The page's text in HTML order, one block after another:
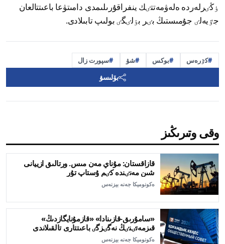
ٶڭٸرلەردە ەلەۋمەتتٸك ينفراقۇرىلىمدى دامىتۋعا باعىتتالعان
جٷيەلٸ جۇمىستىڭ بٸر بٶلٸگٸ بولىپ تابىلادى.
كٷرەس بوكس شۋ سپورت زال
بۆلىسۋ
وقى وتىرىڭىز
قازاقستان: مۇناي مەن مىس. ورتالىق ازييانى
شىن مەنٸندە كٸم ۇستاپ تۇر
ەكونوميكا جەنە بيزنەس
«سامۇرىق-قازىنادا» «قازمۇنايگازدىڭ»
قىزمەتٸنٸڭ نەگٸزگٸ باعىتتارى تالقىلاندى
ەكونوميكا جەنە بيزنەس